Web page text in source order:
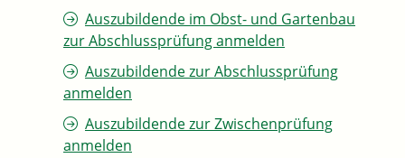
Auszubildende im Obst- und Gartenbau
zur Abschlussprüfung anmelden
Auszubildende zur Abschlussprüfung
anmelden
Auszubildende zur Zwischenprüfung
anmelden